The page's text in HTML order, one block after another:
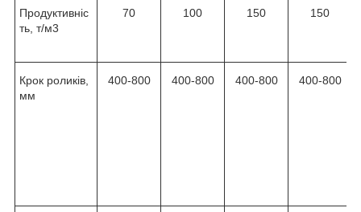
Продуктивніс
ть, т/м3
70 100 150 150
Крок роликів,
мм
400-800 400-800 400-800 400-800